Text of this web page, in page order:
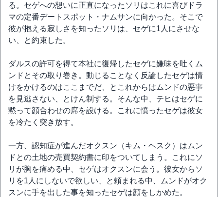
る。セゲへの想いに正直になったソリはこれに喜びドラ
マの定番デートスポット・ナムサンに向かった。そこで
彼が抱える寂しさを知ったソリは、セゲに1人にさせな
い、と約束した。
ダルスの許可を得て本社に復帰したセゲに嫌味を吐くム
ンドとその取り巻き。動じることなく反論したセゲは情
けをかけるのはここまでだ、とこれからはムンドの悪事
を見逃さない、とけん制する。そんな中、テヒはセゲに
黙って顔合わせの席を設ける。これに憤ったセゲは彼女
を冷たく突き放す。
一方、認知症が進んだオクスン（キム・ヘスク）はムン
ドとの土地の売買契約書に印をついてしまう。これにソ
リが胸を痛める中、セゲはオクスンに会う。彼女からソ
リを1人にしないで欲しい、と頼まれる中、ムンドがオク
スンに手を出した事を知ったセゲは顔をしかめた。